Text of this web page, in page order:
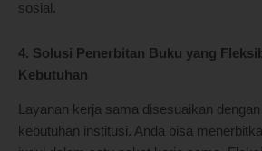
sosial.
4. Solusi Penerbitan Buku yang
Kebutuhan
Layanan kerja sama disesuaikan
kebutuhan institusi. Anda bisa